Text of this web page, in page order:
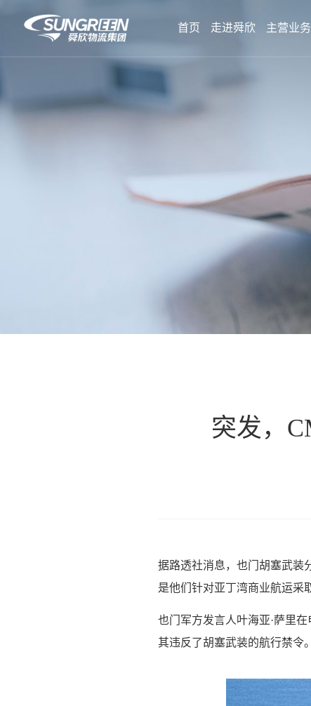
首页 走进舜欣 主营业务
突发，
据路透社消息，也门胡塞武装
是他们针对亚丁湾商业航运采
也门军方发言人叶海亚·萨里
其违反了胡塞武装的航行禁令。